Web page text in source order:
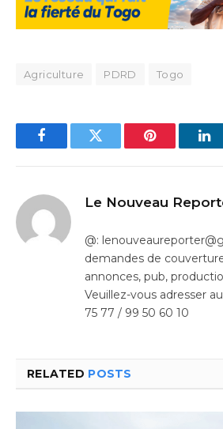
Agriculture PDRD Togo
FacebookTwitter Pinterest
Le Nouveau
@:
demandes de
annonces, pub,
Veuillez-vous adresser
75 77 / 99 50 60 10
RELATED POSTS